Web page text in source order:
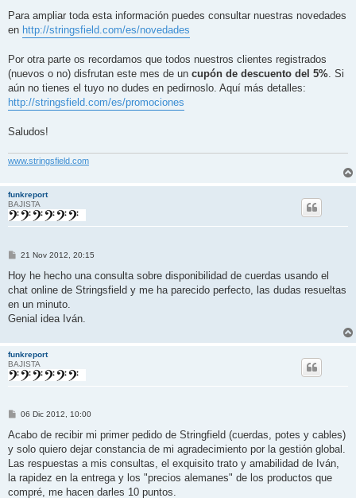
Para ampliar toda esta información puedes consultar nuestras novedades
en http://stringsfield.com/es/novedades
Por otra parte os recordamos que todos nuestros clientes registrados
(nuevos o no) disfrutan este mes de un cupón de descuento del 5% . Si
aún no tienes el tuyo no dudes en pedirnoslo. Aquí más detalles:
http://stringsfield.com/es/promociones
Saludos!
www.stringsfield.com
funkreport
BAJISTA
M
n
s
a
j
21 Nov 2012, 20:15
Hoy he hecho una consulta sobre disponibilidad de cuerdas usando el
chat online de Stringsfield y me ha parecido perfecto, las dudas resueltas
en un minuto.
Genial idea Iván.
funkreport
BAJISTA
M
n
a
j
06 Dic 2012, 10:00
Acabo de recibir mi primer pedido de Stringfield (cuerdas, potes y cables)
y solo quiero dejar constancia de mi agradecimiento por la gestión global.
Las respuestas a mis consultas, el exquisito trato y amabilidad de Iván,
la rapidez en la entrega y los "precios alemanes" de los productos que
compré, me hacen darles 10 puntos.